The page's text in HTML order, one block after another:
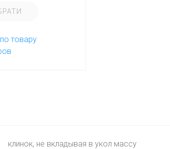
товару
клинок, не вкладывая в укол массу